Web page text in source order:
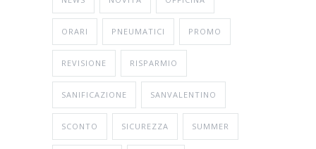
ORARI PNEUMATICI PROMO
REVISIONE RISPARMIO
SANIFICAZIONE SANVALENTINO
SCONTO SICUREZZA SUMMER